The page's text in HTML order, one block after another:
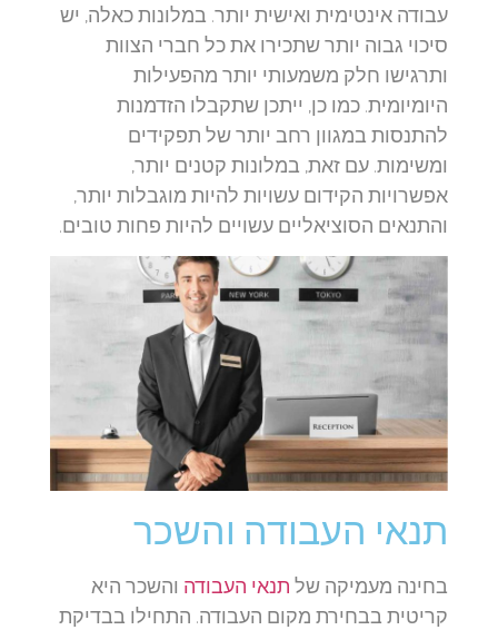
עבודה אינטימית ואישית יותר. במלונות כאלה, יש
סיכוי גבוה יותר שתכירו את כל חברי הצוות
ותרגישו חלק משמעותי יותר מהפעילות
היומיומית. כמו כן, ייתכן שתקבלו הזדמנות
להתנסות במגוון רחב יותר של תפקידים
ומשימות. עם זאת, במלונות קטנים יותר,
אפשרויות הקידום עשויות להיות מוגבלות יותר,
והתנאים הסוציאליים עשויים להיות פחות טובים.
תנאי העבודה והשכר
בחינה מעמיקה שלתנאי העבודהוהשכר היא
קריטית בבחירת מקום העבודה. התחילו בבדיקת